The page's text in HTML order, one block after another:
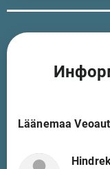
Läänemaa